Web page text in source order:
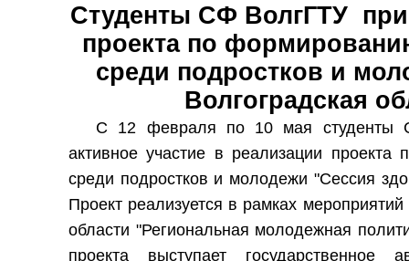
Студенты СФ ВолгГТУ
проекта по
среди подростков и
Волгоградская
С 12 февраля по 10 мая студенты
активное участие в реализации
среди подростков и молодежи "Сессия
Проект реализуется в рамках
области "Региональная молодежная
проекта выступает государственное